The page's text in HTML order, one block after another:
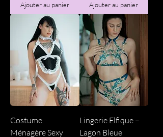
Ajouter au panier Ajouter au panier
Costume
Ménagère Sexy
Lingerie Elfique –
Lagon Bleue